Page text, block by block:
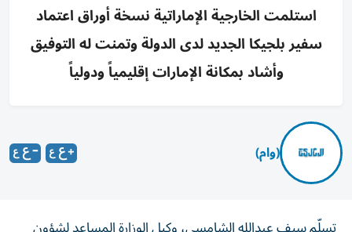
استلمت الخارجية الإماراتية نسخة أوراق اعتماد
سفير بلجيكا الجديد لدى الدولة وتمنت له التوفيق
وأشاد بمكانة الإمارات إقليمياً ودولياً
(وام)